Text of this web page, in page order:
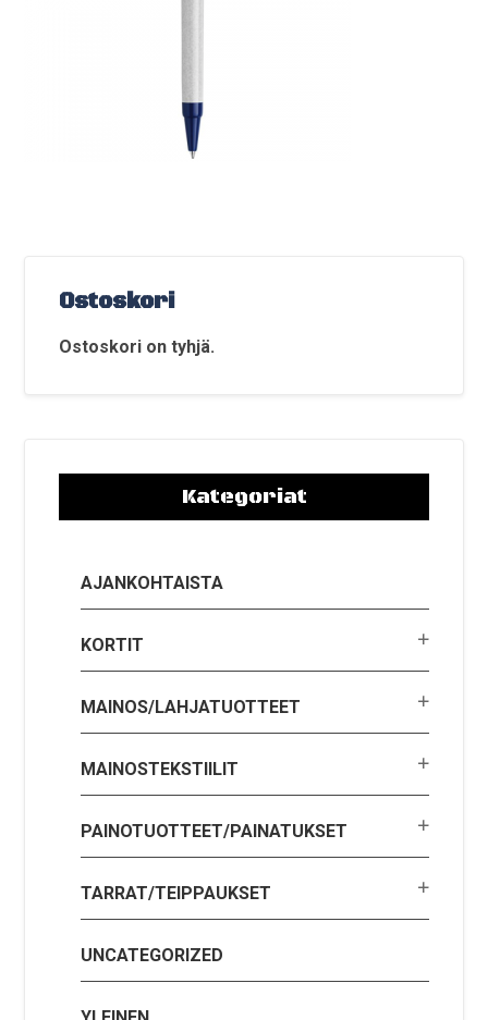
Ostoskori
Ostoskori on tyhjä.
Kategoriat
AJANKOHTAISTA
KORTIT
MAINOS/LAHJATUOTTEET
MAINOSTEKSTIILIT
PAINOTUOTTEET/PAINATUKSET
TARRAT/TEIPPAUKSET
UNCATEGORIZED